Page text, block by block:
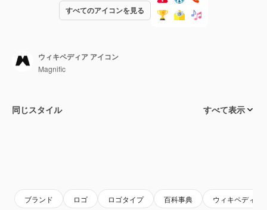
すべてのアイコンを見る
ウィキペディア アイコン
Magnific
同じスタイル すべて表示
ブランド ロゴ ロゴタイプ 百科事典 ウィキペディア